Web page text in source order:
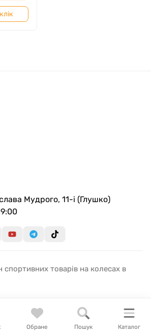
Обране Пошук Каталог
Мудрого, 11-i (Глушко)
спортивних товарів на колесах в